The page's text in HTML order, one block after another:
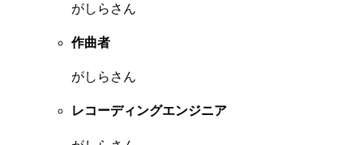
がしらさん
作曲者
がしらさん
レコーディングエンジニア